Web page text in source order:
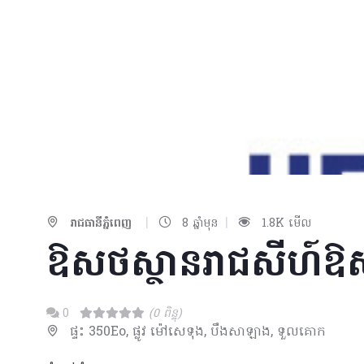
រាជធានីភ្នំពេញ | 8 ឆ្នាំមុន | 1.8K មើល
ឱសថស្ថានរាជសីហ៍
0 (0 ពិន្ទុ)
ផ្ទះ 350Eo, ផ្លូវ ម៉ៅសេទុង, បឹងសាឡាង, ទួលគោក